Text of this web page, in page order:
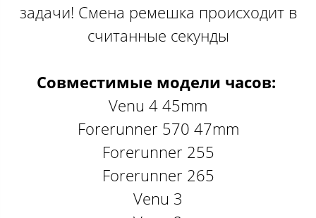
задачи! Смена ремешка происходит в
считанные секунды
Совместимые модели часов:
Venu 4 45mm
Forerunner 570 47mm
Forerunner 255
Forerunner 265
Venu 3